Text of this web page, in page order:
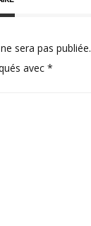
sera pas publiée.
avec *